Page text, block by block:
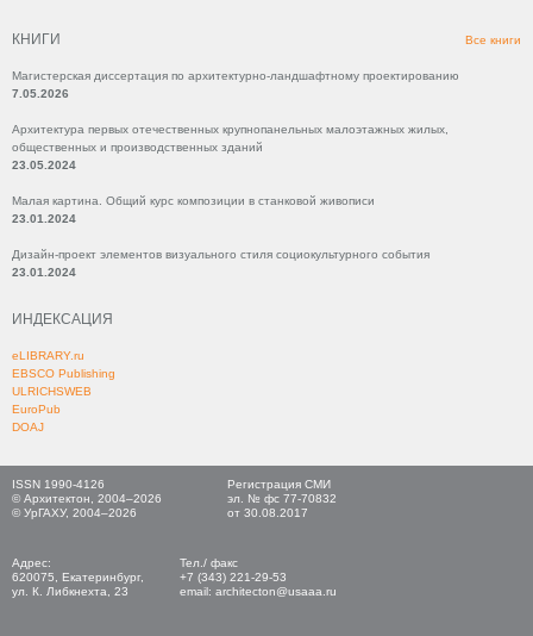
КНИГИ Все книги
Магистерская диссертация по архитектурно-ландшафтному проектированию
7.05.2026
Архитектура первых отечественных крупнопанельных малоэтажных жилых,
общественных и производственных зданий
23.05.2024
Малая картина. Общий курс композиции в станковой живописи
23.01.2024
Дизайн-проект элементов визуального стиля социокультурного события
23.01.2024
ИНДЕКСАЦИЯ
eLIBRARY.ru
EBSCO Publishing
ULRICHSWEB
EuroPub
DOAJ
ISSN 1990-4126
© Архитектон, 2004–2026
© УрГАХУ, 2004–2026
Регистрация СМИ
эл. № фс 77-70832
от 30.08.2017
Адрес:
620075, Екатеринбург,
ул. К. Либкнехта, 23
Тел./ факс
+7 (343) 221-29-53
email: architecton@usaaa.ru